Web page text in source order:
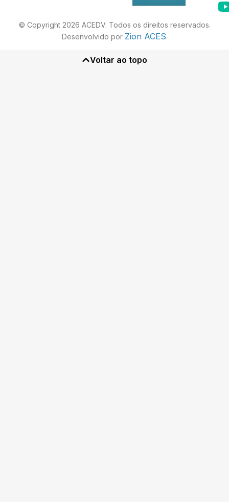
© Copyright 2026 ACEDV. Todos os direitos reservados.
Desenvolvido por Zion ACES.
Voltar ao topo